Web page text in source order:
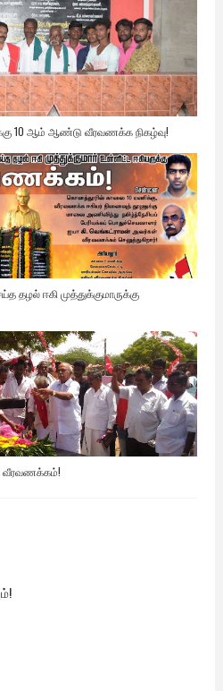
10 ஆம் ஆண்டு வீரவணக்க நிகழ்வு!
தழல் ஈகி முத்துக்குமாருக்கு
வீரவணக்கம்!